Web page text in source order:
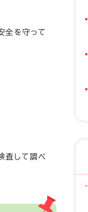
全を守って
査して調べ